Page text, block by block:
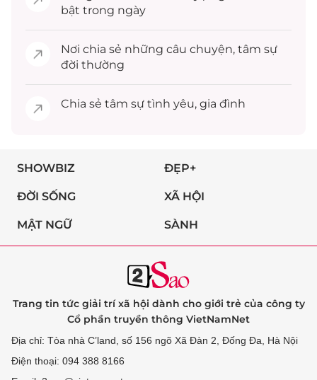
bật trong ngày
Nơi chia sẻ những câu chuyện, tâm sự
đời thường
Chia sẻ tâm sự tình yêu, gia đình
SHOWBIZ ĐẸP+
ĐỜI SỐNG XÃ HỘI
MẬT NGỮ SÀNH
Trang tin tức giải trí xã hội dành cho giới trẻ của công ty
Cổ phần truyền thông VietNamNet
Địa chỉ: Tòa nhà C’land, số 156 ngõ Xã Đàn 2, Đống Đa, Hà Nội
Điện thoại: 094 388 8166